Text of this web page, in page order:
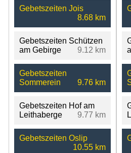
Gebetszeiten Jois
8.68 km
Gebetszeiten Schützen
am Gebirge
9.12 km
Gebetszeiten
Sommerein
9.76 km
Gebetszeiten Hof am
Leithaberge
9.77 km
Gebetszeiten Oslip
10.55 km